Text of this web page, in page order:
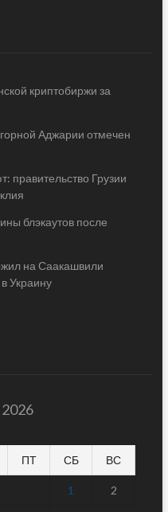
криптобиржи за
Аджарии отмечен
правительство Грузии
блэкаутов после
на Саакашвили
Украину
ПТ СБ ВС
1 2